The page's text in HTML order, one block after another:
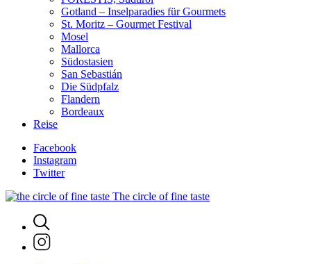
Gotland – Inselparadies für Gourmets
St. Moritz – Gourmet Festival
Mosel
Mallorca
Südostasien
San Sebastián
Die Südpfalz
Flandern
Bordeaux
Reise
Facebook
Instagram
Twitter
The circle of fine taste